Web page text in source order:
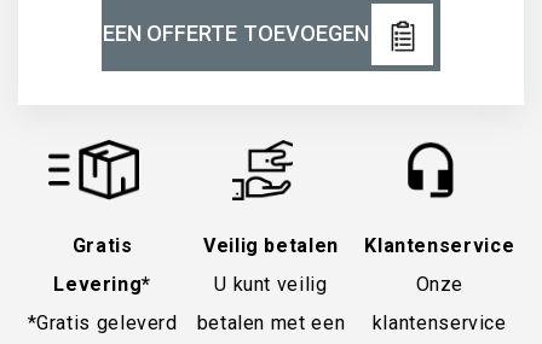
EEN OFFERTE TOEVOEGEN
Gratis
Levering*
*Gratis geleverd
Veilig betalen
U kunt veilig
betalen met een
Klantenservice
Onze
klantenservice